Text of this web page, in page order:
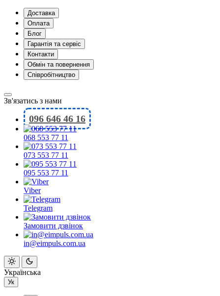
Доставка
Оплата
Блог
Гарантія та сервіс
Контакти
Обмін та повернення
Співробітництво
Зв'язатись з нами
096 646 46 16
068 553 77 11
073 553 77 11
095 553 77 11
Viber
Telegram
Замовити дзвінок
in@eimpuls.com.ua
Українська
Ук